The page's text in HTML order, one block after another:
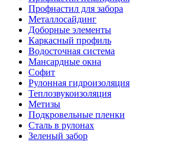
Профнастил для забора
Металлосайдинг
Доборные элементы
Каркасный профиль
Водосточная система
Мансардные окна
Софит
Рулонная гидроизоляция
Теплозвукоизоляция
Метизы
Подкровельные пленки
Сталь в рулонах
Зеленый забор